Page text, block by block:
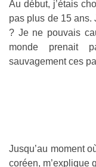
Au début, j’étais
pas plus de 15 ans.
? Je ne pouvais
monde prenait
sauvagement ces
Jusqu’au moment
coréen, m’explique